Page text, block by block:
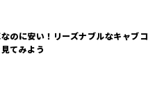
のに安い！リーズナブルなキャブコ
てみよう